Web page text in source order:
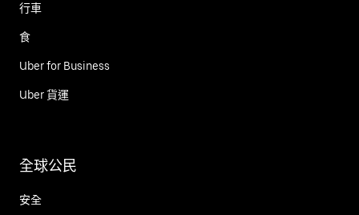
行車
食
Uber for Business
Uber 貨運
全球公民
安全